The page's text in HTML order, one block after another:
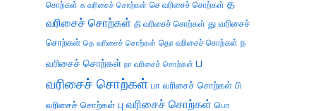
சொற்கள் சு வரிசைச் சொற்கள் செ வரிசைச் சொற்கள் த
வரிசைச் சொற்கள் தி வரிசைச் சொற்கள் து வரிசைச்
சொற்கள் தெ வரிசைச் சொற்கள் தொ வரிசைச் சொற்கள் ந
வரிசைச் சொற்கள் நா வரிசைச் சொற்கள் ப
வரிசைச் சொற்கள் பா வரிசைச் சொற்கள் பி
வரிசைச் சொற்கள் பு வரிசைச் சொற்கள் பொ